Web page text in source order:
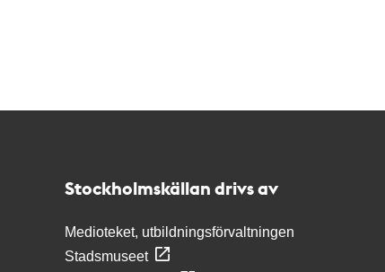
Stockholmskällan drivs av
Medioteket, utbildningsförvaltningen
Stadsmuseet